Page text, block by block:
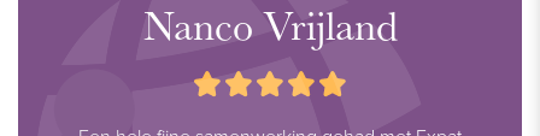
Nanco Vrijland